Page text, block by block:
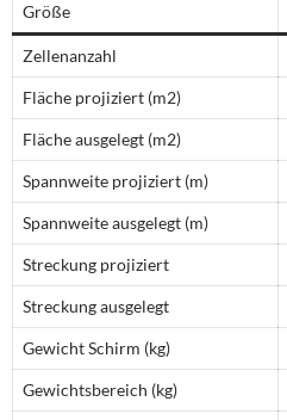
Größe
Zellenanzahl
Fläche projiziert (m2)
Fläche ausgelegt (m2)
Spannweite projiziert (m)
Spannweite ausgelegt (m)
Streckung projiziert
Streckung ausgelegt
Gewicht Schirm (kg)
Gewichtsbereich (kg)